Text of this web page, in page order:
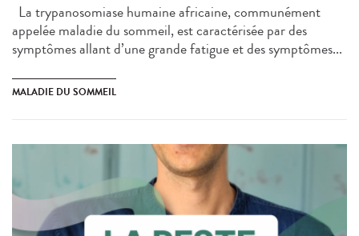
La trypanosomiase humaine africaine, communément
appelée maladie du sommeil, est caractérisée par des
symptômes allant d’une grande fatigue et des symptômes...
MALADIE DU SOMMEIL